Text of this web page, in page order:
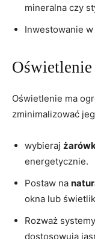
mineralna czy
Inwestowanie
Oświetlenie
Oświetlenie ma
zminimalizować
wybieraj
energetycznie.
Postaw na⁢
okna lub
Rozważ
dostosowują